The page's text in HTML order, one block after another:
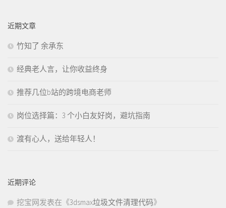
近期文章
竹知了 余承东
经典老人言，让你收益终身
推荐几位b站的跨境电商老师
岗位选择篇：3 个小白友好岗，避坑指南
渡有心人，送给年轻人！
近期评论
挖宝网发表在《3dsmax垃圾文件清理代码》